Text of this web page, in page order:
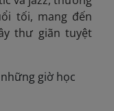
tối, mang đến
thư giãn tuyệt